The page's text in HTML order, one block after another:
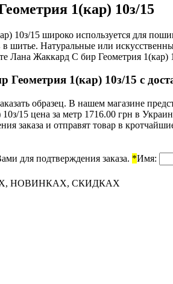
1(кар) 10з/15
10з/15 широко используется для
шитье. Натуральные или
Лана Жаккард С бир Геометрия 1(кар)
1(кар) 10з/15 с
образец. В нашем магазине
15 цена за метр 1716.00 грн в
заказа и отправят товар в
для подтверждения заказа. *Имя:
НОВИНКАХ, СКИДКАХ